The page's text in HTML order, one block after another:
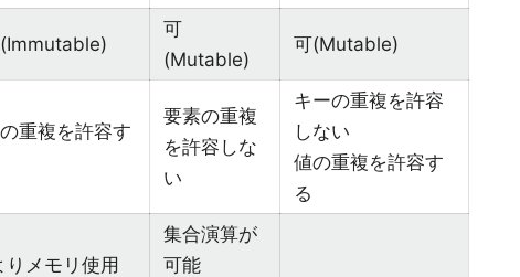
可
(Mutable)
可(Mutable)
重複を許容す
要素の重複
を許容しな
い
キーの重複を許容
しない
値の重複を許容す
る
りメモリ使用
集合演算が
可能